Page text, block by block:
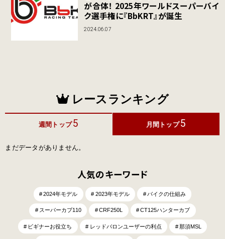
が合体！ 2025年ワールドスーパーバイ
ク選手権に『BbKRT』が誕生
2024.06.07
レースランキング
週間トップ5 月間トップ 5
まだデータがありません。
人気のキーワード
2024年モデル 2023年モデル バイクの仕組み
スーパーカブ110 CRF250L CT125ハンターカブ
ビギナーお役立ち レッドバロンユーザーの利点 那須MSL